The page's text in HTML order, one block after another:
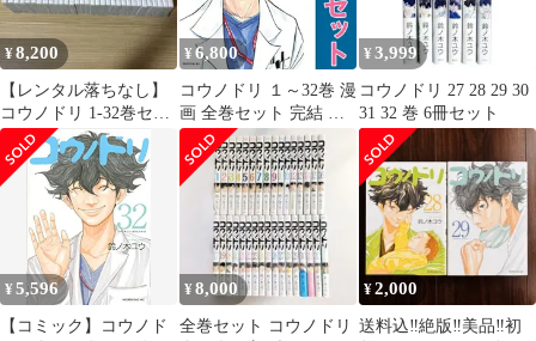
¥8,200
【レンタル落ちなし】
コウノドリ 1-32巻セッ
ト
¥6,800
コウノドリ １～32巻 漫
画 全巻セット 完結 モ
ーニングＫＣ 鈴ノ木ユ
ウ 講談社（青年コミッ
ク）
¥ 3,999
コウノドリ 27 28 29 30
31 32 巻 6冊セット
¥5,596
【コミック】コウノド
¥8,000
全巻セット コウノドリ
¥2,000
送料込‼️絶版‼️美品‼️初